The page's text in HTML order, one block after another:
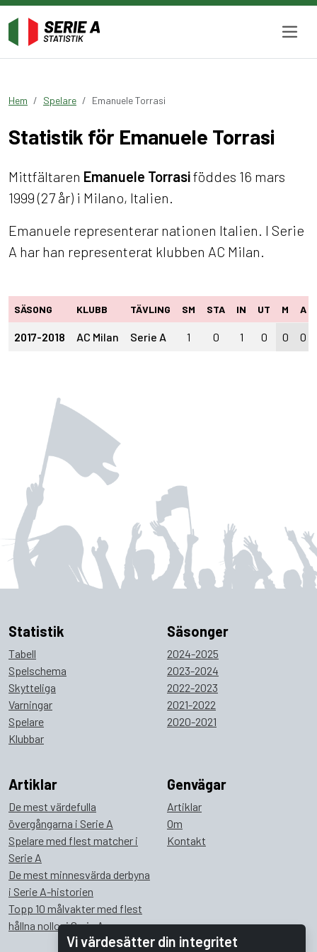
Vi värdesätter din integritet
Hem Spelare Emanuele Torrasi
Statistik för Emanuele Torrasi
Mittfältaren Emanuele Torrasiföddes 16 mars
1999 (27 år) i Milano, Italien.
Emanuele representerar nationen Italien. I Serie
A har han representerat klubben AC Milan.
SÄSONG KLUBB TÄVLING SM STA IN UT M A
2017-2018 AC Milan Serie A 1 0 1 0 0 0
Statistik
Tabell
Spelschema
Skytteliga
Varningar
Spelare
Klubbar
Säsonger
2024-2025
2023-2024
2022-2023
2021-2022
2020-2021
Artiklar
De mest värdefulla
övergångarna i Serie A
Spelare med flest matcher i
Serie A
De mest minnesvärda derbyna
i Serie A-historien
Topp 10 målvakter med flest
hållna nollor i Serie A
Genvägar
Artiklar
Om
Kontakt